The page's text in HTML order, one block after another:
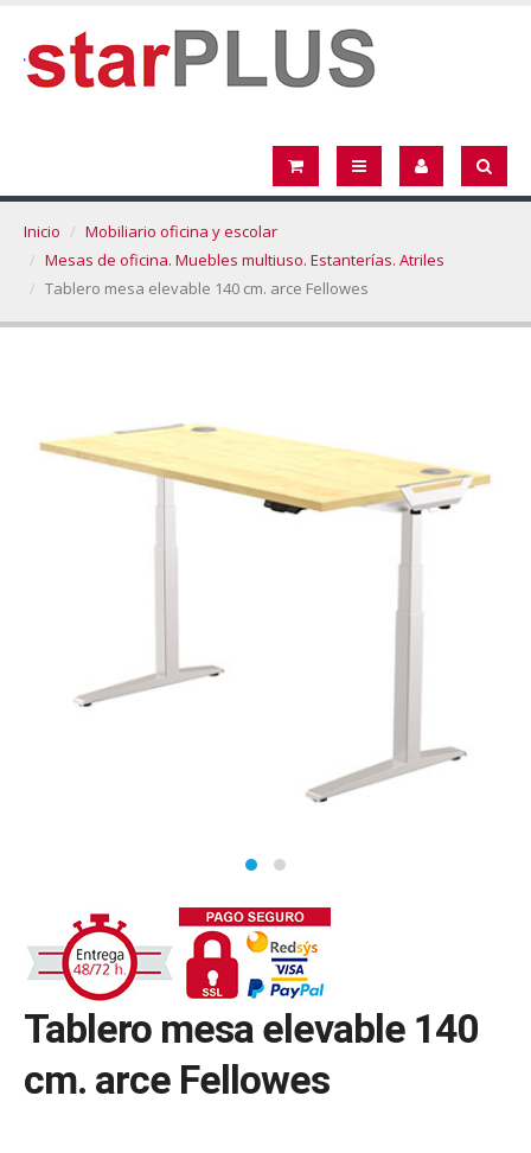
Inicio
Mobiliario oficina y escolar
Mesas de oficina. Muebles multiuso. Estanterías. Atriles
Tablero mesa elevable 140 cm. arce Fellowes
Tablero mesa elevable 140
cm. arce Fellowes